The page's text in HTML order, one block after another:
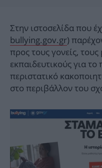
Στην ιστοσελίδα που
bullying.gov.gr)
προς τους γονείς,
εκπαιδευτικούς για
περιστατικό
στο περιβάλλον του